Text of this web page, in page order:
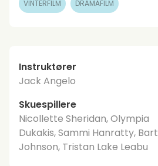
VINTERFILM DRAMAFILM
Instruktører
Jack Angelo
Skuespillere
Nicollette Sheridan, Olympia
Dukakis, Sammi Hanratty, Bart
Johnson, Tristan Lake Leabu